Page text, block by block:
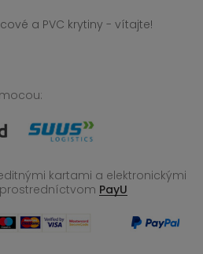
a PVC krytiny - vítajte!
kartami a elektronickými
prostredníctvom PayU